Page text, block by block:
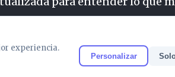
experiencia.
Personalizar